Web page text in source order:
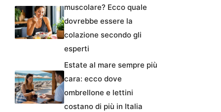
muscolare? Ecco quale
dovrebbe essere la
colazione secondo gli
esperti
Estate al mare sempre più
cara: ecco dove
ombrellone e lettini
costano di più in Italia